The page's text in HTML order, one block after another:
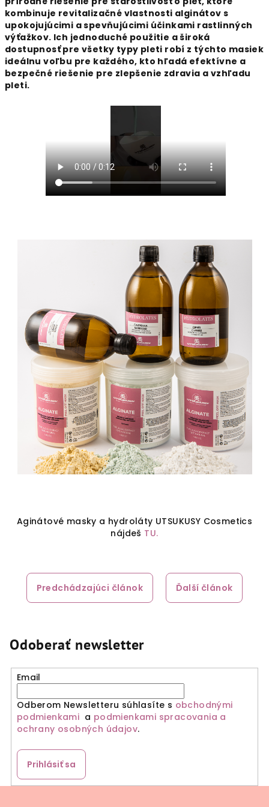
kombinuje revitalizačné vlastnosti alginátov s
upokojujúcimi a spevňujúcimi účinkami rastlinných
výťažkov. Ich jednoduché použitie a široká
dostupnosť pre všetky typy pleti robí z týchto masiek
ideálnu voľbu pre každého, kto hľadá efektívne a
bezpečné riešenie pre zlepšenie zdravia a vzhľadu
pleti.
Aginátové masky a hydroláty UTSUKUSY Cosmetics
nájdeš TU.
Predchádzajúci článok Ďalší článok
Odoberať newsletter
Email
Odberom Newsletteru súhlasíte s obchodnými
podmienkami a podmienkami spracovania a
ochrany osobných údajov.
Prihlásiť sa